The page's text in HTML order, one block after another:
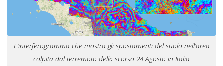
L’interferogramma che mostra gli spostamenti del suolo nell’area
colpita dal terremoto dello scorso 24 Agosto in Italia